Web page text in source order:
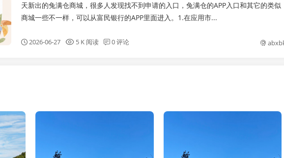
天新出的兔满仓商城，很多人发现找不到申请的入口，兔满仓的APP入口和其它的类似
商城一些不一样，可以从富民银行的APP里面进入。1.在应用市...
2026-06-27 5 K 阅读 0 评论